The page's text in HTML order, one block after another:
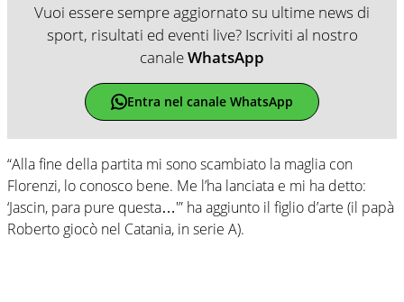
Vuoi essere sempre aggiornato su ultime news di
sport, risultati ed eventi live? Iscriviti al nostro
canaleWhatsApp
Entra nel canale WhatsApp
“Alla fine della partita mi sono scambiato la maglia con
Florenzi, lo conosco bene. Me l’ha lanciata e mi ha detto:
‘Jascin, para pure questa…'” ha aggiunto il figlio d’arte (il papà
Roberto giocò nel Catania, in serie A).